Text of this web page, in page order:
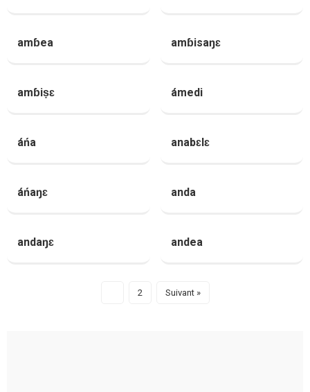
amɓea amɓisaŋɛ
amɓiṣɛ ámedi
áńa anabɛlɛ
áńaŋɛ anda
andaŋɛ andea
2 Suivant »